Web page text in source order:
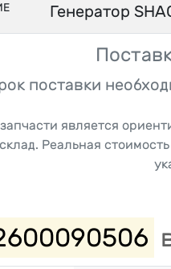
Генератор
поставки
является
Реальная